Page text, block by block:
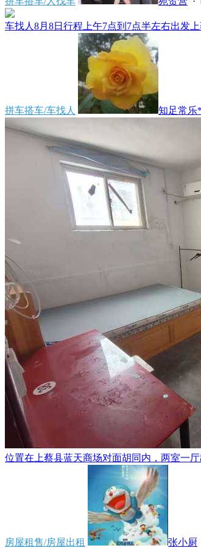
车找人8月8日行程上午7点到7点半左右出发
拼车搭车/车找人 知足常乐
位置在上蔡县蓝天商场对面胡同内，两室一
房屋租售/房屋出租 张小厨